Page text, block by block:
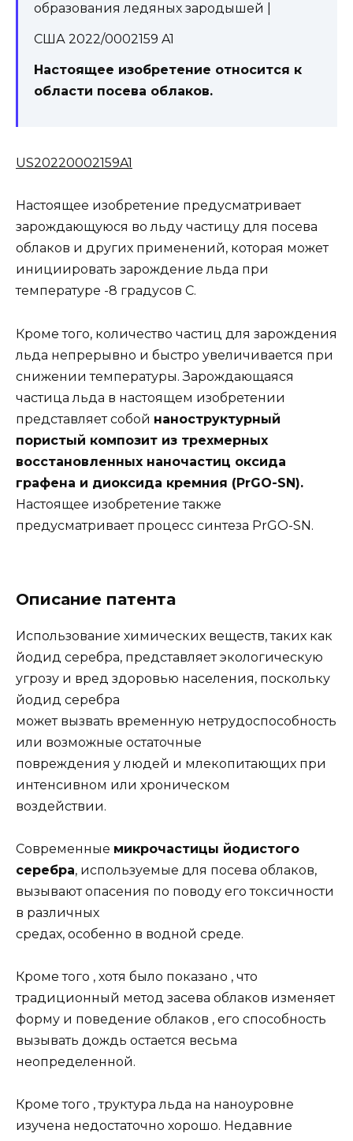
образования ледяных зародышей |
США 2022/0002159 A1
Настоящее изобретение относится к
области посева облаков.
US20220002159A1
Настоящее изобретение предусматривает
зарождающуюся во льду частицу для посева
облаков и других применений, которая может
инициировать зарождение льда при
температуре -8 градусов C.
Кроме того, количество частиц для зарождения
льда непрерывно и быстро увеличивается при
снижении температуры. Зарождающаяся
частица льда в настоящем изобретении
представляет собой наноструктурный
пористый композит из трехмерных
восстановленных наночастиц оксида
графена и диоксида кремния (PrGO-SN).
Настоящее изобретение также
предусматривает процесс синтеза PrGO-SN.
Описание патента
Использование химических веществ, таких как
йодид серебра, представляет экологическую
угрозу и вред здоровью населения, поскольку
йодид серебра
может вызвать временную нетрудоспособность
или возможные остаточные
повреждения у людей и млекопитающих при
интенсивном или хроническом
воздействии.
Современные микрочастицы йодистого
серебра, используемые для посева облаков,
вызывают опасения по поводу его токсичности
в различных
средах, особенно в водной среде.
Кроме того , хотя было показано , что
традиционный метод засева облаков изменяет
форму и поведение облаков , его способность
вызывать дождь остается весьма
неопределенной.
Кроме того , труктура льда на наноуровне
изучена недостаточно хорошо. Недавние